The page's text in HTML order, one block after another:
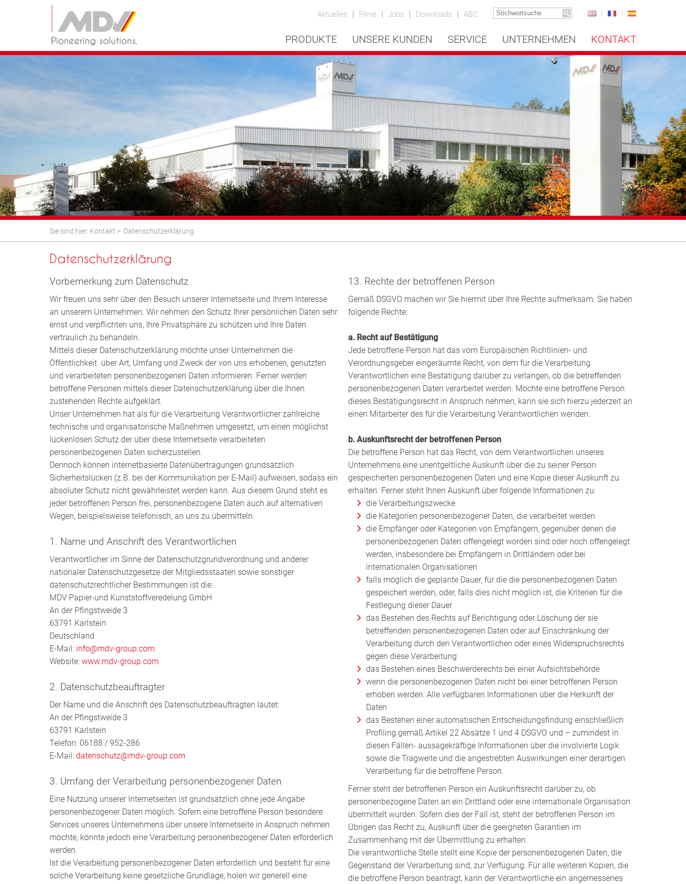
Aktuelles Filme Jobs Downloads ABC
PRODUKTE UNSERE KUNDEN SERVICE UNTERNEHMEN KONTAKT
Sie sind hier: Kontakt > Datenschutzerklärung
Datenschutzerklärung
Vorbemerkung zum Datenschutz
Wir freuen uns sehr über den Besuch unserer Internetseite und Ihrem Interesse
an unserem Unternehmen. Wir nehmen den Schutz Ihrer persönlichen Daten sehr
ernst und verpflichten uns, Ihre Privatsphäre zu schützen und Ihre Daten
vertraulich zu behandeln.
Mittels dieser Datenschutzerklärung möchte unser Unternehmen die
Öffentlichkeit über Art, Umfang und Zweck der von uns erhobenen, genutzten
und verarbeiteten personenbezogenen Daten informieren. Ferner werden
betroffene Personen mittels dieser Datenschutzerklärung über die Ihnen
zustehenden Rechte aufgeklärt.
Unser Unternehmen hat als für die Verarbeitung Verantwortlicher zahlreiche
technische und organisatorische Maßnehmen umgesetzt, um einen möglichst
lückenlosen Schutz der über diese Internetseite verarbeiteten
personenbezogenen Daten sicherzustellen.
Dennoch können internetbasierte Datenübertragungen grundsätzlich
Sicherheitslücken (z.B. bei der Kommunikation per E-Mail) aufweisen, sodass ein
absoluter Schutz nicht gewährleistet werden kann. Aus diesem Grund steht es
jeder betroffenen Person frei, personenbezogene Daten auch auf alternativen
Wegen, beispielsweise telefonisch, an uns zu übermitteln.
1. Name und Anschrift des Verantwortlichen
Verantwortlicher im Sinne der Datenschutzgrundverordnung und anderer
nationaler Datenschutzgesetze der Mitgliedsstaaten sowie sonstiger
datenschutzrechtlicher Bestimmungen ist die:
MDV Papier-und Kunststoffveredelung GmbH
An der Pfingstweide 3
63791 Karlstein
Deutschland
E-Mail: info@mdv-group.com
Website: www.mdv-group.com
2. Datenschutzbeauftragter
Der Name und die Anschrift des Datenschutzbeauftragten lautet:
An der Pfingstweide 3
63791 Karlstein
Telefon: 06188 / 952-286
E-Mail: datenschutz@mdv-group.com
3. Umfang der Verarbeitung personenbezogener Daten
Eine Nutzung unserer Internetseiten ist grundsätzlich ohne jede Angabe
personenbezogener Daten möglich. Sofern eine betroffene Person besondere
Services unseres Unternehmens über unsere Internetseite in Anspruch nehmen
möchte, könnte jedoch eine Verarbeitung personenbezogener Daten erforderlich
werden.
Ist die Verarbeitung personenbezogener Daten erforderlich und besteht für eine
solche Verarbeitung keine gesetzliche Grundlage, holen wir generell eine
13. Rechte der betroffenen Person
Gemäß DSGVO machen wir Sie hiermit über Ihre Rechte aufmerksam. Sie haben
folgende Rechte:
a. Recht auf Bestätigung
Jede betroffene Person hat das vom Europäischen Richtlinien- und
Verordnungsgeber eingeräumte Recht, von dem für die Verarbeitung
Verantwortlichen eine Bestätigung darüber zu verlangen, ob die betreffenden
personenbezogenen Daten verarbeitet werden. Möchte eine betroffene Person
dieses Bestätigungsrecht in Anspruch nehmen, kann sie sich hierzu jederzeit an
einen Mitarbeiter des für die Verarbeitung Verantwortlichen wenden.
b. Auskunftsrecht der betroffenen Person
Die betroffene Person hat das Recht, von dem Verantwortlichen unseres
Unternehmens eine unentgeltliche Auskunft über die zu seiner Person
gespeicherten personenbezogenen Daten und eine Kopie dieser Auskunft zu
erhalten. Ferner steht Ihnen Auskunft über folgende Informationen zu:
die Verarbeitungszwecke
die Kategorien personenbezogener Daten, die verarbeitet werden
die Empfänger oder Kategorien von Empfängern, gegenüber denen die
personenbezogenen Daten offengelegt worden sind oder noch offengelegt
werden, insbesondere bei Empfängern in Drittländern oder bei
internationalen Organisationen
falls möglich die geplante Dauer, für die die personenbezogenen Daten
gespeichert werden, oder, falls dies nicht möglich ist, die Kriterien für die
Festlegung dieser Dauer
das Bestehen des Rechts auf Berichtigung oder Löschung der sie
betreffenden personenbezogenen Daten oder auf Einschränkung der
Verarbeitung durch den Verantwortlichen oder eines Widerspruchsrechts
gegen diese Verarbeitung
das Bestehen eines Beschwerderechts bei einer Aufsichtsbehörde
wenn die personenbezogenen Daten nicht bei einer betroffenen Person
erhoben werden: Alle verfügbaren Informationen über die Herkunft der
Daten
das Bestehen einer automatischen Entscheidungsfindung einschließlich
Profiling gemäß Artikel 22 Absätze 1 und 4 DSGVO und – zumindest in
diesen Fällen- aussagekräftige Informationen über die involvierte Logik
sowie die Tragweite und die angestrebten Auswirkungen einer derartigen
Verarbeitung für die betroffene Person.
Ferner steht der betroffenen Person ein Auskunftsrecht darüber zu, ob
personenbezogene Daten an ein Drittland oder eine internationale Organisation
übermittelt wurden. Sofern dies der Fall ist, steht der betroffenen Person im
Übrigen das Recht zu, Auskunft über die geeigneten Garantien im
Zusammenhang mit der Übermittlung zu erhalten.
Die verantwortliche Stelle stellt eine Kopie der personenbezogenen Daten, die
Gegenstand der Verarbeitung sind, zur Verfügung. Für alle weiteren Kopien, die
die betroffene Person beantragt, kann der Verantwortliche ein angemessenes